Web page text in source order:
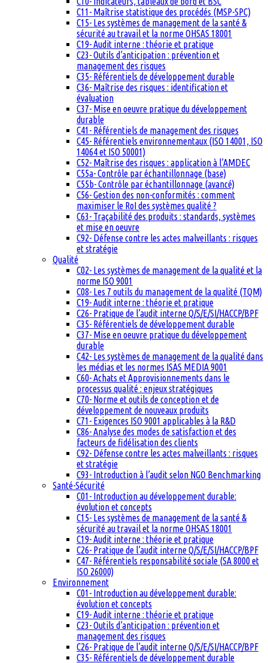
C11- Maîtrise statistique des procédés (MSP-SPC)
C15- Les systèmes de management de la santé &
sécurité au travail et la norme OHSAS 18001
C19- Audit interne : théorie et pratique
C23- Outils d’anticipation : prévention et
management des risques
C35- Référentiels de développement durable
C36- Maîtrise des risques : identification et
évaluation
C37- Mise en oeuvre pratique du développement
durable
C41- Référentiels de management des risques
C45- Référentiels environnementaux (ISO 14001, ISO
14064 et ISO 50001)
C52- Maîtrise des risques : application à l’AMDEC
C55a- Contrôle par échantillonnage (base)
C55b- Contrôle par échantillonnage (avancé)
C56- Gestion des non-conformités : comment
maximiser le RoI des systèmes qualité ?
C63- Traçabilité des produits : standards, systèmes
et mise en oeuvre
C92- Défense contre les actes malveillants : risques
et stratégie
Qualité
C02- Les systèmes de management de la qualité et la
norme ISO 9001
C08- Les 7 outils du management de la qualité (TQM)
C19- Audit interne : théorie et pratique
C26- Pratique de l’audit interne Q/S/E/SI/HACCP/BPF
C35- Référentiels de développement durable
C37- Mise en oeuvre pratique du développement
durable
C42- Les systèmes de management de la qualité dans
les médias et les normes ISAS MEDIA 9001
C60- Achats et Approvisionnements dans le
processus qualité : enjeux stratégiques
C70- Norme et outils de conception et de
développement de nouveaux produits
C71- Exigences ISO 9001 applicables à la R&D
C86- Analyse des modes de satisfaction et des
facteurs de fidélisation des clients
C92- Défense contre les actes malveillants : risques
et stratégie
C93- Introduction à l’audit selon NGO Benchmarking
Santé-Sécurité
C01- Introduction au développement durable:
évolution et concepts
C15- Les systèmes de management de la santé &
sécurité au travail et la norme OHSAS 18001
C19- Audit interne : théorie et pratique
C26- Pratique de l’audit interne Q/S/E/SI/HACCP/BPF
C47- Référentiels responsabilité sociale (SA 8000 et
ISO 26000)
Environnement
C01- Introduction au développement durable:
évolution et concepts
C19- Audit interne : théorie et pratique
C23- Outils d’anticipation : prévention et
management des risques
C26- Pratique de l’audit interne Q/S/E/SI/HACCP/BPF
C35- Référentiels de développement durable